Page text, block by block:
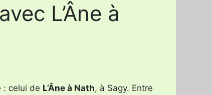
L’Âne à
: celui de L’Âne à Nath, à Sagy. Entre